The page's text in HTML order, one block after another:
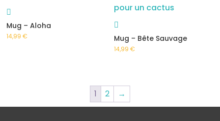
Mug – Aloha
14,99€ Mug – Bête Sauvage
14,99€
1 2 →